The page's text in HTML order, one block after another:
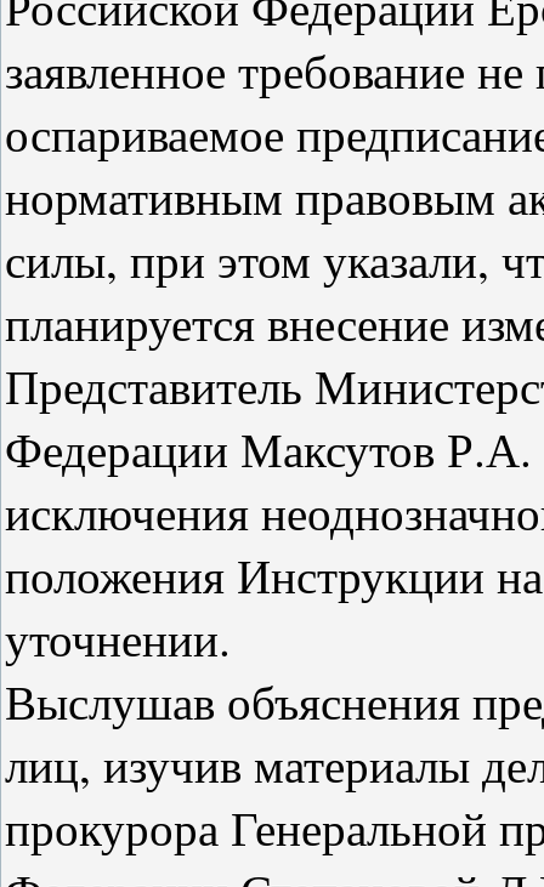
заявленное требование
оспариваемое
нормативным правовым
силы, при этом указали,
планируется внесение
Представитель
Федерации Максутов Р.А.
исключения
положения Инструкции
уточнении.
Выслушав объяснения
лиц, изучив материалы
прокурора Генеральной